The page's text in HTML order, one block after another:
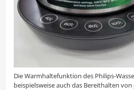
Die Warmhaltefunktion des Philips-
beispielsweise auch das Bereithalten von